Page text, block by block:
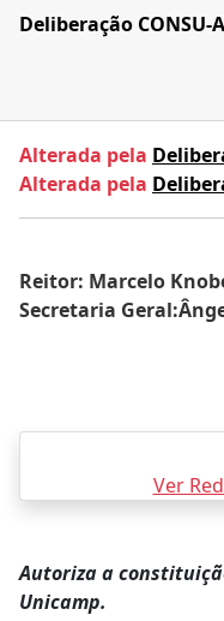
Deliberação CONSU-
Alterada pela
Alterada pela
Reitor: Marcelo
Secretaria
Ver
Autoriza a
Unicamp.